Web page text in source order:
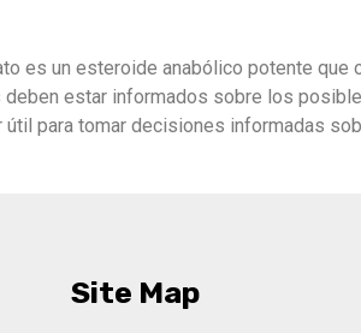
es un esteroide anabólico potente
deben estar informados sobre los
para tomar decisiones informadas
Site Map